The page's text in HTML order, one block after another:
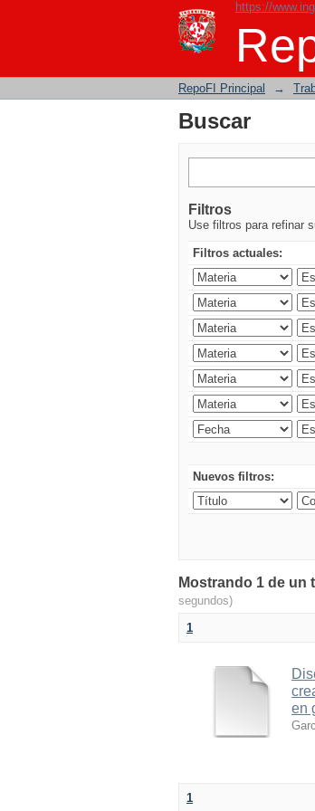
https://
Buscar
RepoFI Principal →
Buscar
Filtros
Use filtros para refinar
Filtros actuales:
Nuevos filtros:
Mostrando 1 de un
segundos)
1
en
1